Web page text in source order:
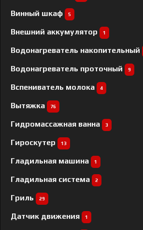
Винный шкаф 5
Внешний аккумулятор 1
Водонагреватель накопительный
Водонагреватель проточный 9
Вспениватель молока 4
Вытяжка 76
Гидромассажная ванна 3
Гироскутер 13
Гладильная машина 1
Гладильная система 2
Гриль 29
Датчик движения 1